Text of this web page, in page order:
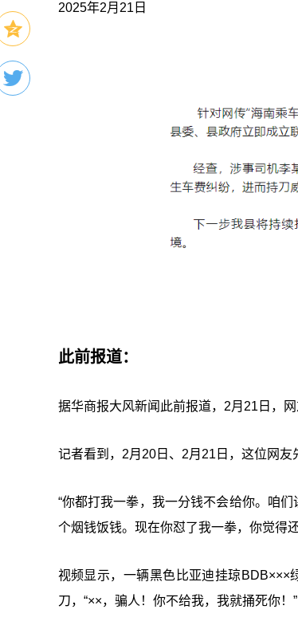
2025年2月21日
此前报道：
据华商报大风新闻此前报道，2月21日，
记者看到，2月20日、2月21日，这位网友
“你都打我一拳，我一分钱不会给你。咱
个烟钱饭钱。现在你怼了我一拳，你觉得
视频显示，一辆黑色比亚迪挂琼BDB×××
刀，“××，骗人！你不给我，我就捅死你！”